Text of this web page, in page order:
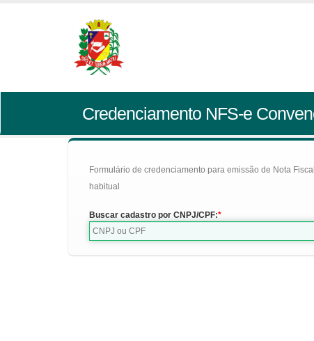
Credenciamento NFS-e
Formulário de credenciamento para emissão de Nota
habitual
Buscar cadastro por CNPJ/CPF: